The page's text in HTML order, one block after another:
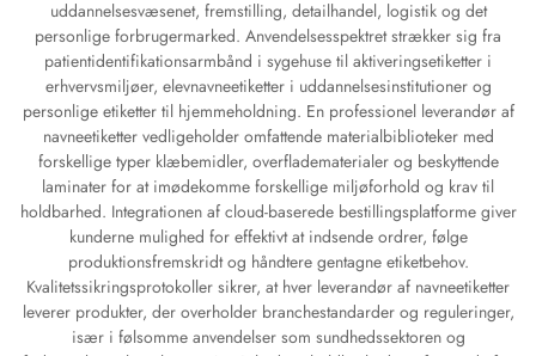
uddannelsesvæsenet, fremstilling, detailhandel, logistik og det
personlige forbrugermarked. Anvendelsesspektret strækker sig fra
patientidentifikationsarmbånd i sygehuse til aktiveringsetiketter i
erhvervsmiljøer, elevnavneetiketter i uddannelsesinstitutioner og
personlige etiketter til hjemmeholdning. En professionel leverandør af
navneetiketter vedligeholder omfattende materialbiblioteker med
forskellige typer klæbemidler, overfladematerialer og beskyttende
laminater for at imødekomme forskellige miljøforhold og krav til
holdbarhed. Integrationen af cloud-baserede bestillingsplatforme giver
kunderne mulighed for effektivt at indsende ordrer, følge
produktionsfremskridt og håndtere gentagne etiketbehov.
Kvalitetssikringsprotokoller sikrer, at hver leverandør af navneetiketter
leverer produkter, der overholder branchestandarder og reguleringer,
især i følsomme anvendelser som sundhedssektoren og